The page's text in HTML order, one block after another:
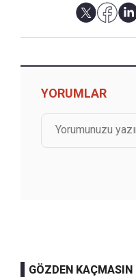
YORUMLAR
GÖZDEN KAÇMASIN